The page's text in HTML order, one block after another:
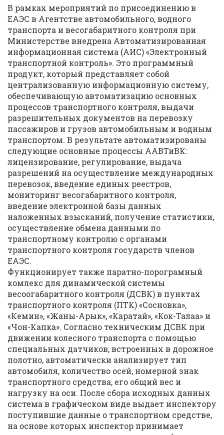
В рамках мероприятий по присоединению в
ЕАЭС в Агентстве автомобильного, водного
транспорта и весогабаритного контроля при
Министерстве внедрена Автоматизированная
информационная система (АИС) «Электронный
транспортной контроль». Это программный
продукт, который представляет собой
централизованную информационную систему,
обеспечивающую автоматизацию основных
процессов транспортного контроля, выдачи
разрешительных документов на перевозку
пассажиров и грузов автомобильным и водным
транспортом. В результате автоматизированы
следующие основные процессы ААВТиВК:
лицензирование, регулирование, выдача
разрешений на осуществление международных
перевозок, введение единых реестров,
мониторинг весогабаритного контроля,
введение электронной базы данных
наложенных взысканий, получение статистики,
осуществление обмена данными по
транспортному контролю с органами
транспортного контроля государств членов
ЕАЭС.
Функционирует также паратно-порограмный
комлекс для динамической системы
весоогабаритного контроля (ДСВК) в пунктах
транспортного контроля (ПТК) «Сосновка»,
«Кемин», «Жаны-Арык», «Каратай», «Кок-Талаа» и
«Чон-Капка». Согласно техническим ДСВК при
движении колесного транспорта с помощью
специальных датчиков, встроенных в дорожное
полотно, автоматически анализирует тип
автомобиля, количество осей, номерной знак
транспортного средства, его общий вес и
нагрузку на оси. После сбора исходных данных
система в графическом виде выдает инспектору
поступившие данные о транспортном средстве,
на основе которых инспектор принимает